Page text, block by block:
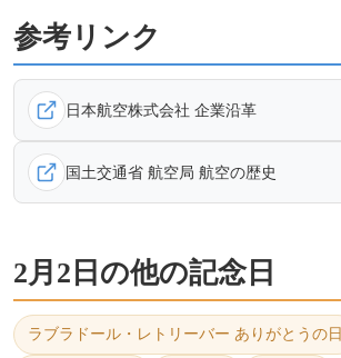
参考リンク
日本航空株式会社 企業沿革
国土交通省 航空局 航空の歴史
2月2日の他の記念日
ラブラドール・レトリーバー ありがとうの日